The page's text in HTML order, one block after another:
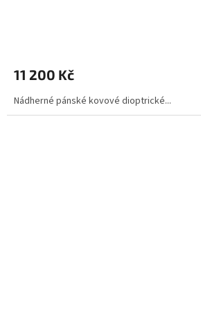
11 200 Kč
Nádherné pánské kovové dioptrické...